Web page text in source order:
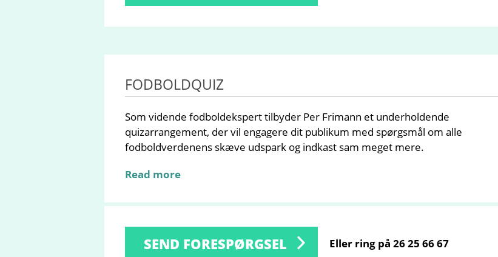
FODBOLDQUIZ
Som vidende fodboldekspert tilbyder Per Frimann et underholdende
quizarrangement, der vil engagere dit publikum med spørgsmål om alle
fodboldverdenens skæve udspark og indkast sam meget mere.
Read more
SEND FORESPØRGSEL Eller ring på 26 25 66 67